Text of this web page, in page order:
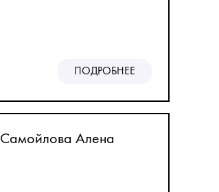
ПОДРОБНЕЕ
Самойлова Алена